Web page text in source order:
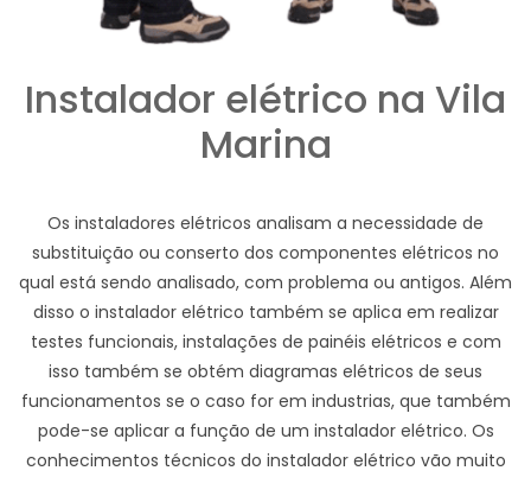
Instalador elétrico na Vila
Marina
Os instaladores elétricos analisam a necessidade de
substituição ou conserto dos componentes elétricos no
qual está sendo analisado, com problema ou antigos. Além
disso o instalador elétrico também se aplica em realizar
testes funcionais, instalações de painéis elétricos e com
isso também se obtém diagramas elétricos de seus
funcionamentos se o caso for em industrias, que também
pode-se aplicar a função de um instalador elétrico. Os
conhecimentos técnicos do instalador elétrico vão muito